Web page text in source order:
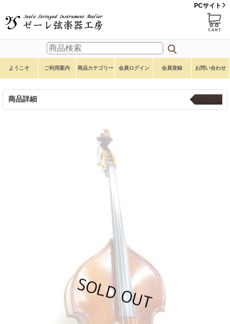
PCサイト
ようこそ ご利用案内 商品カテゴリー 会員ログイン 会員登録 お問い合わせ
商品詳細